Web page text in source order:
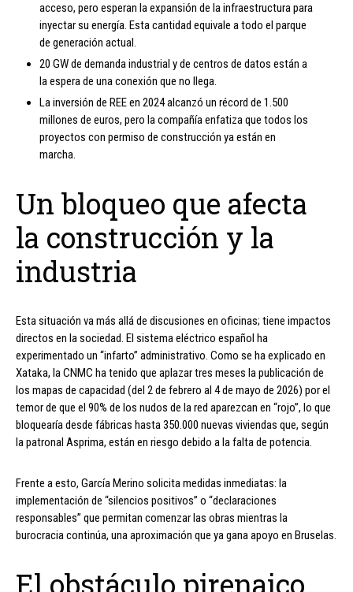
acceso, pero esperan la expansión de la infraestructura para
inyectar su energía. Esta cantidad equivale a todo el parque
de generación actual.
20 GW de demanda industrial y de centros de datos están a
la espera de una conexión que no llega.
La inversión de REE en 2024 alcanzó un récord de 1.500
millones de euros, pero la compañía enfatiza que todos los
proyectos con permiso de construcción ya están en
marcha.
Un bloqueo que afecta
la construcción y la
industria
Esta situación va más allá de discusiones en oficinas; tiene impactos
directos en la sociedad. El sistema eléctrico español ha
experimentado un “infarto” administrativo. Como se ha explicado en
Xataka, la CNMC ha tenido que aplazar tres meses la publicación de
los mapas de capacidad (del 2 de febrero al 4 de mayo de 2026) por el
temor de que el 90% de los nudos de la red aparezcan en “rojo”, lo que
bloquearía desde fábricas hasta 350.000 nuevas viviendas que, según
la patronal Asprima, están en riesgo debido a la falta de potencia.
Frente a esto, García Merino solicita medidas inmediatas: la
implementación de “silencios positivos” o “declaraciones
responsables” que permitan comenzar las obras mientras la
burocracia continúa, una aproximación que ya gana apoyo en Bruselas.
El obstáculo pirenaico